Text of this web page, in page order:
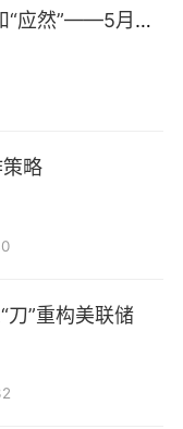
分别完成50万元
、模拟交易等全
后，已开立深市
，沪深交易所共
深交所4只。账
本大幅降低，两
，是资本市场对
会发文允许合格
“应然”——5月财
略
刀”重构美联储